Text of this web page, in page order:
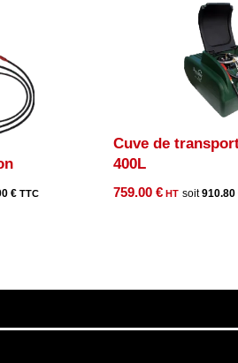
€
Cuve de
400L
759.00 € 910.80